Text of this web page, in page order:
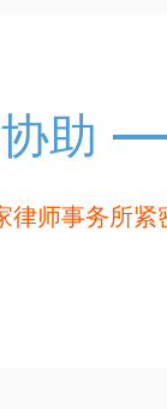
助
律师事务所紧